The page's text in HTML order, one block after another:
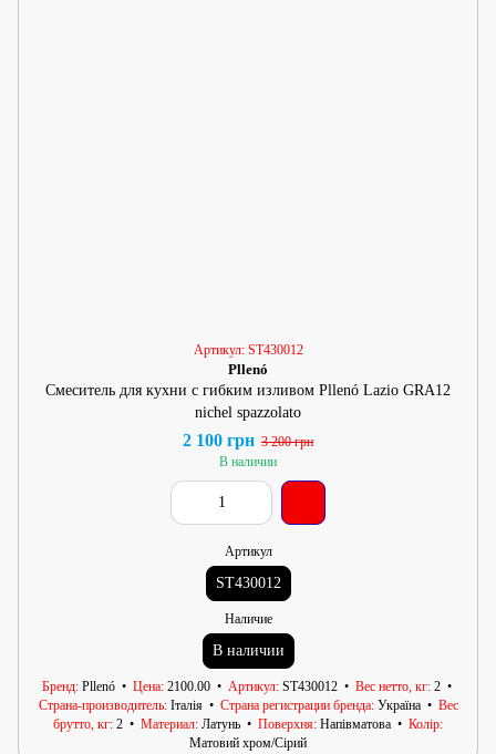
Артикул: ST430012
Pllenó
Смеситель для кухни с гибким изливом Pllenó Lazio GRA12
nichel spazzolato
2 100 грн 3 200 грн
В наличии
Артикул
ST430012
Наличие
В наличии
Бренд Pllenó Цена 2100.00 Артикул ST430012 Вес нетто, кг 2
Страна-производитель Італія Страна регистрации бренда Україна
Вес
брутто, кг 2 Материал Латунь Поверхня Напівматова
Колір
Матовий хром/Сірий